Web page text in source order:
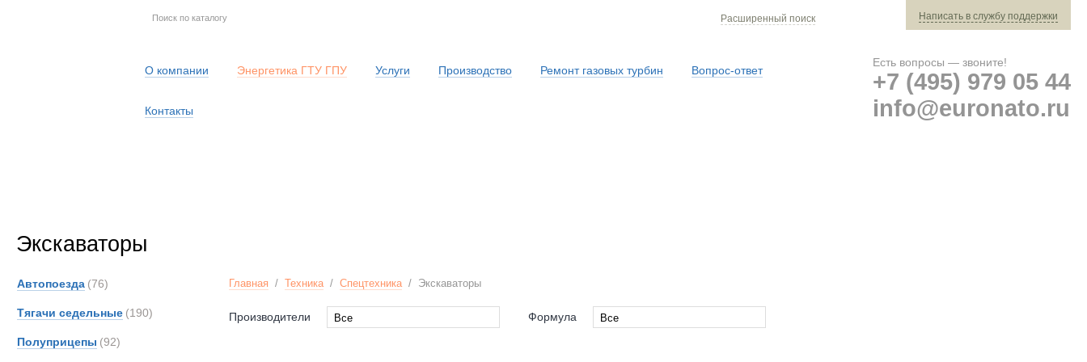
Расширенный поиск Написать в службу поддержки
О компании Энергетика ГТУ ГПУ Услуги Производство Ремонт газовых турбин Вопрос-ответ
Контакты
Есть вопросы — звоните!
+7 (495) 979 05 44
info@euronato.ru
Экскаваторы
Автопоезда (76)
Тягачи седельные (190)
Полуприцепы (92)
Главная / Техника/ Спецтехника/ Экскаваторы
Производители
Все
Формула
Все